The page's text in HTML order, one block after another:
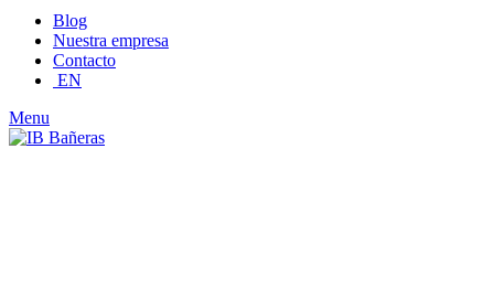
Blog
Nuestra empresa
Contacto
EN
Menu